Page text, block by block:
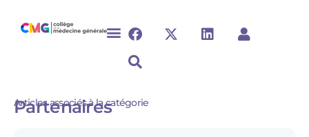
Articles associés à la catégorie
Partenaires